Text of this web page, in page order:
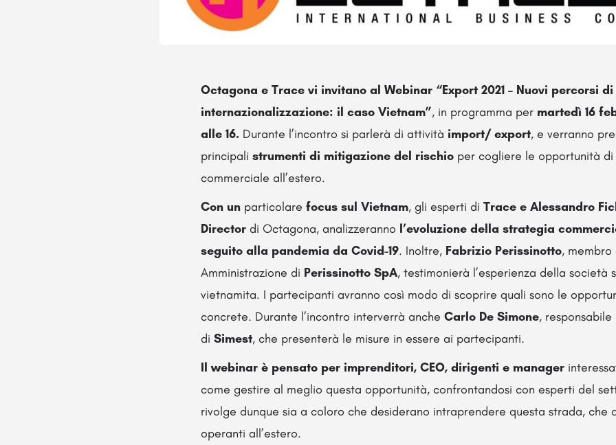
Octagona e Trace vi invitano al Webinar “Export 2021 – Nuovi percorsi di
internazionalizzazione: il caso Vietnam”, in programma per martedì 16
alle 16. Durante l’incontro si parlerà di attività import/ export, e verranno
principali strumenti di mitigazione del rischio per cogliere le opportunità di
commerciale all’estero.
Con un particolare focus sul Vietnam, gli esperti di Trace e Alessandro
Director di Octagona, analizzeranno l’evoluzione della strategia
seguito alla pandemia da Covid-19. Inoltre, Fabrizio Perissinotto,
Amministrazione di Perissinotto SpA, testimonierà l’esperienza della società
vietnamita. I partecipanti avranno così modo di scoprire quali sono le
concrete. Durante l’incontro interverrà anche Carlo De Simone,
di Simest, che presenterà le misure in essere ai partecipanti.
Il webinar è pensato per imprenditori, CEO, dirigenti e manager
come gestire al meglio questa opportunità, confrontandosi con esperti del
rivolge dunque sia a coloro che desiderano intraprendere questa strada, che
operanti all’estero.